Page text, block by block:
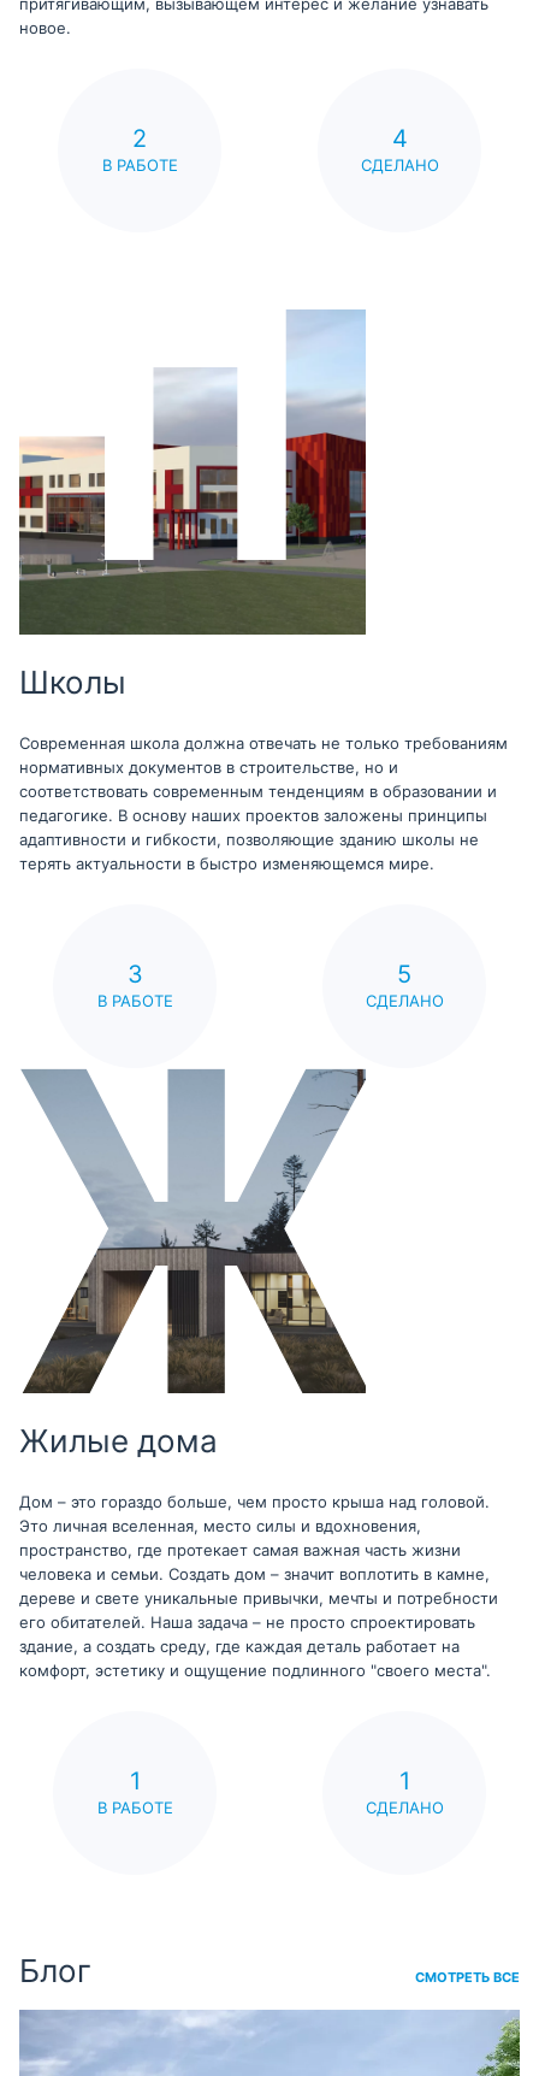
притягивающим, вызывающем интерес и желание узнавать
новое.
2
В РАБОТЕ
4
СДЕЛАНО
Школы
Современная школа должна отвечать не только требованиям
нормативных документов в строительстве, но и
соответствовать современным тенденциям в образовании и
педагогике. В основу наших проектов заложены принципы
адаптивности и гибкости, позволяющие зданию школы не
терять актуальности в быстро изменяющемся мире.
3
В РАБОТЕ
5
СДЕЛАНО
Жилые дома
Дом – это гораздо больше, чем просто крыша над головой.
Это личная вселенная, место силы и вдохновения,
пространство, где протекает самая важная часть жизни
человека и семьи. Создать дом – значит воплотить в камне,
дереве и свете уникальные привычки, мечты и потребности
его обитателей. Наша задача – не просто спроектировать
здание, а создать среду, где каждая деталь работает на
комфорт, эстетику и ощущение подлинного "своего места".
1
В РАБОТЕ
1
СДЕЛАНО
Блог СМОТРЕТЬ ВСЕ